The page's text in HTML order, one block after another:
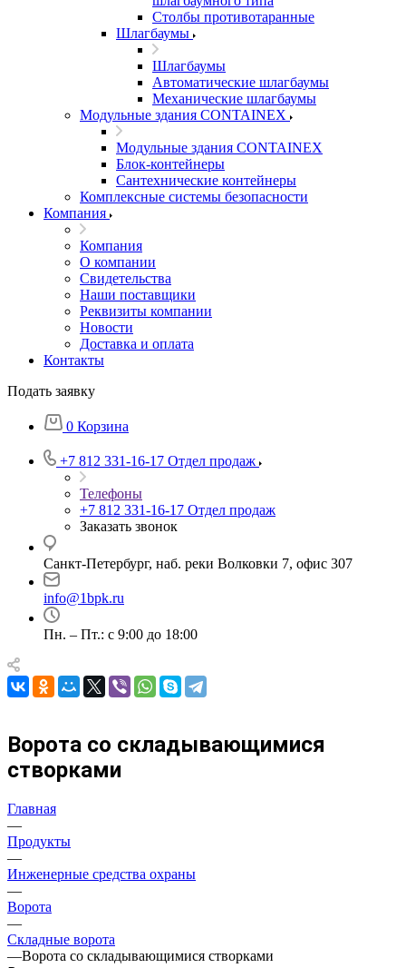
Столбы противотаранные
Шлагбаумы
Шлагбаумы
Автоматические шлагбаумы
Механические шлагбаумы
Модульные здания CONTAINEX
Модульные здания CONTAINEX
Блок-контейнеры
Сантехнические контейнеры
Комплексные системы безопасности
Компания
Компания
О компании
Свидетельства
Наши поставщики
Реквизиты компании
Новости
Доставка и оплата
Контакты
Подать заявку
0 Корзина
+7 812 331-16-17 Отдел продаж
Телефоны
+7 812 331-16-17 Отдел продаж
Заказать звонок
Санкт-Петербург, наб. реки Волковки 7, офис 307
info@1bpk.ru
Пн. – Пт.: с 9:00 до 18:00
Ворота со складывающимися
створками
Главная
—
Продукты
—
Инженерные средства охраны
—
Ворота
—
Складные ворота
—Ворота со складывающимися створками